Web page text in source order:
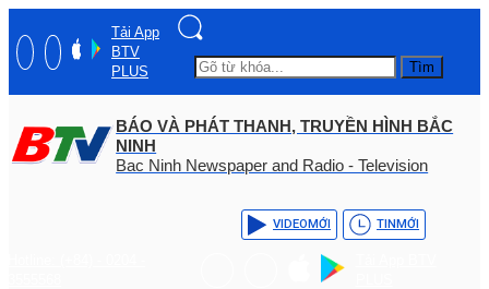
Tải App
BTV
PLUS
Tìm
BÁO VÀ PHÁT THANH, TRUYỀN HÌNH BẮC
NINH
Bac Ninh Newspaper and Radio - Television
VIDEOMỚI TINMỚI